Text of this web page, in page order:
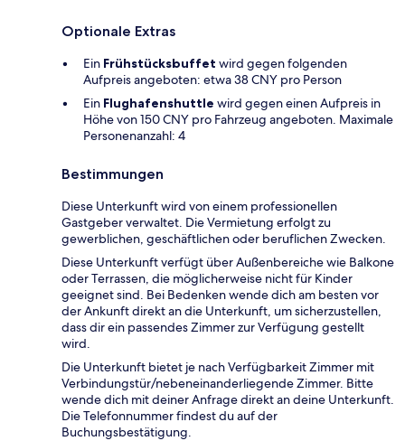
Optionale Extras
Ein Frühstücksbuffet wird gegen folgenden
Aufpreis angeboten: etwa 38 CNY pro Person
Ein Flughafenshuttle wird gegen einen Aufpreis in
Höhe von 150 CNY pro Fahrzeug angeboten. Maximale
Personenanzahl: 4
Bestimmungen
Diese Unterkunft wird von einem professionellen
Gastgeber verwaltet. Die Vermietung erfolgt zu
gewerblichen, geschäftlichen oder beruflichen Zwecken.
Diese Unterkunft verfügt über Außenbereiche wie Balkone
oder Terrassen, die möglicherweise nicht für Kinder
geeignet sind. Bei Bedenken wende dich am besten vor
der Ankunft direkt an die Unterkunft, um sicherzustellen,
dass dir ein passendes Zimmer zur Verfügung gestellt
wird.
Die Unterkunft bietet je nach Verfügbarkeit Zimmer mit
Verbindungstür/nebeneinanderliegende Zimmer. Bitte
wende dich mit deiner Anfrage direkt an deine Unterkunft.
Die Telefonnummer findest du auf der
Buchungsbestätigung.